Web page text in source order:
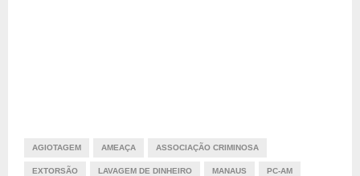
AGIOTAGEM AMEAÇA ASSOCIAÇÃO CRIMINOSA
EXTORSÃO LAVAGEM DE DINHEIRO MANAUS PC-AM